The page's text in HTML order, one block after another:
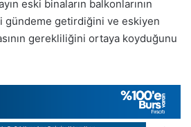
eski binaların balkonlarının
getirdiğini ve eskiyen
gerekliliğini ortaya koyduğunu